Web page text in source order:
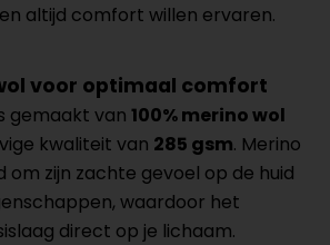
altijd comfort willen ervaren.
voor optimaal comfort
gemaakt van 100% merino wol
kwaliteit van 285 gsm. Merino
zijn zachte gevoel op de huid
waardoor het
direct op je lichaam.